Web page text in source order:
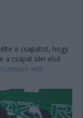
a csapatot, hogy
a csapat idei első
vett